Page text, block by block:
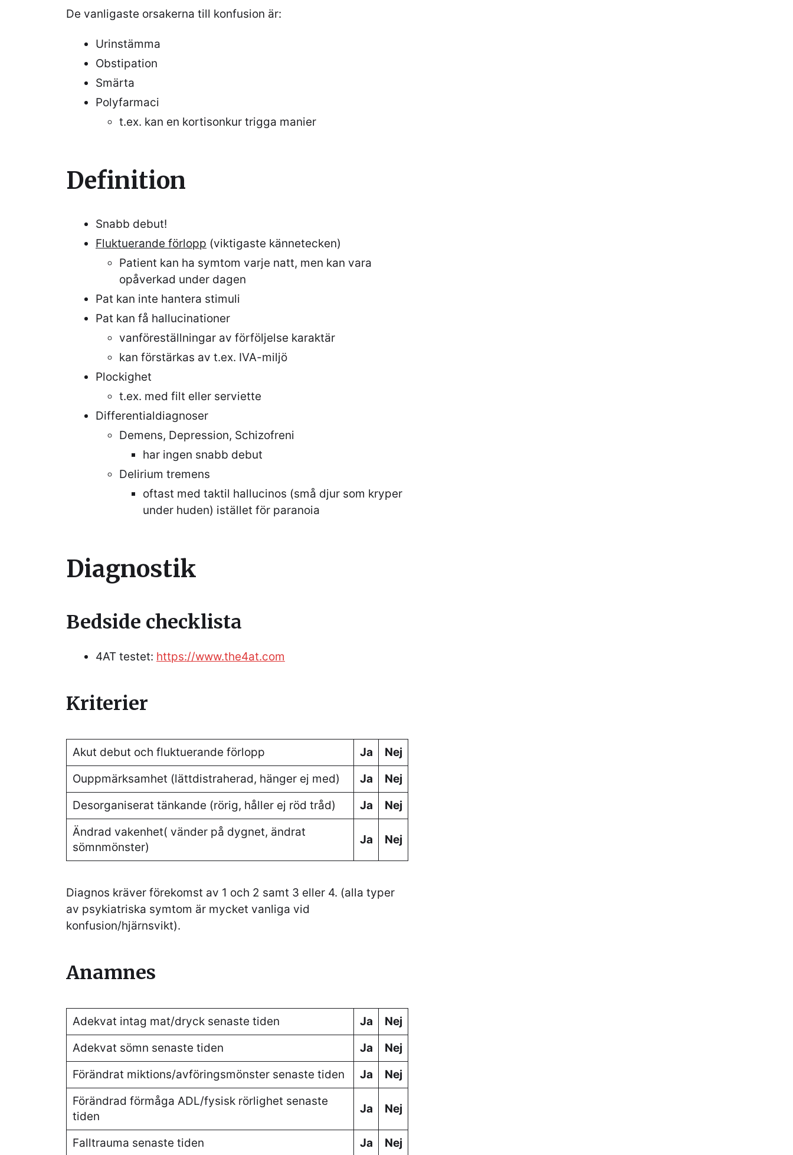
De vanligaste orsakerna till konfusion är:
Urinstämma
Obstipation
Smärta
Polyfarmaci
t.ex. kan en kortisonkur trigga manier
Definition
Snabb debut!
Fluktuerande förlopp (viktigaste kännetecken)
Patient kan ha symtom varje natt, men kan vara
opåverkad under dagen
Pat kan inte hantera stimuli
Pat kan få hallucinationer
vanföreställningar av förföljelse karaktär
kan förstärkas av t.ex. IVA-miljö
Plockighet
t.ex. med filt eller serviette
Differentialdiagnoser
Demens, Depression, Schizofreni
har ingen snabb debut
Delirium tremens
oftast med taktil hallucinos (små djur som kryper
under huden) istället för paranoia
Diagnostik
Bedside checklista
4AT testet: https://www.the4at.com
Kriterier
Akut debut och fluktuerande förlopp Ja
Nej
Ouppmärksamhet (lättdistraherad, hänger ej med)
Ja
Nej
Desorganiserat tänkande (rörig, håller ej röd tråd)
Ja
Nej
Ändrad vakenhet( vänder på dygnet, ändrat
sömnmönster)
Ja Nej
Diagnos kräver förekomst av 1 och 2 samt 3 eller 4. (alla typer
av psykiatriska symtom är mycket vanliga vid
konfusion/hjärnsvikt).
Anamnes
Adekvat intag mat/dryck senaste tiden Ja
Nej
Adekvat sömn senaste tiden
Ja
Nej
Förändrat miktions/avföringsmönster senaste tiden
Ja
Nej
Förändrad förmåga ADL/fysisk rörlighet senaste
tiden
Ja Nej
Falltrauma senaste tiden Ja Nej